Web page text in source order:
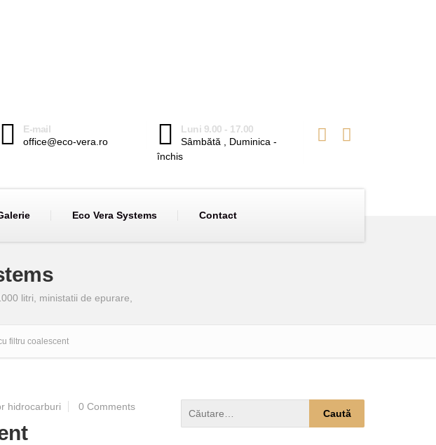
E-mail
office@eco-vera.ro
Luni 9.00 - 17.00
Sâmbătă , Duminica -
închis
Eco Vera Systems Contact
litri, ministatii de epurare,
filtru coalescent
hidrocarburi 0 Comments